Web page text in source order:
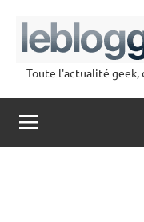
contenu
Toute l'actualité geek,